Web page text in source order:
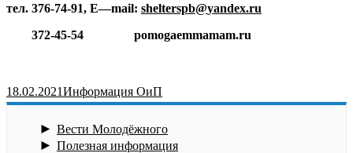
тел. 376-74-91, E—mail: shelterspb@yandex.ru
372-45-54 pomogaemmamam.ru
18.02.2021Информация ОиП
► Вести Молодёжного
► Полезная информация